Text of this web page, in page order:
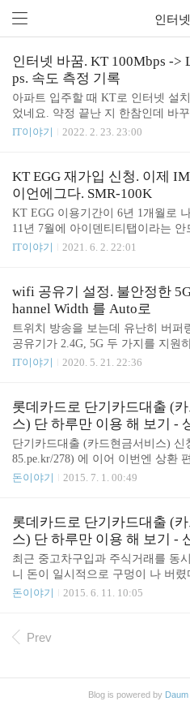
인터
인터넷 바꿈. KT 100Mbps ->
ps. 속도 측정 기록
아파트 입주할 때 KT로 인터넷 설
었네요. 약정 끝난 지 한참인데 바
새로 약정하면 사은품도 주기 때문
로 필요는 없지만 공유기도 하나 생
버 Clock+2도 주는군요. 추가로 현
서 최근에 아이 휴대폰 고장 나서
꾸고도 2만 원인가 남았다고 하네요
바꾸고 속도를 측정해 보았습니다.
맥북프로에서 측정 공유기 있는 방
예전에 방에서 측정했던 데이터가
데 안 보이네요...
IT이야기 2022. 2. 23. 23:00
KT EGG 재가입 신청. 이제
이언에그다. SMR-100K
KT EGG 이용기간이 6년 1개월로
11년 7월에 아이덴티티탭이라는 안
을 줄 때 처음 사용했었는데요. 6년
었고요. 2017년 LTE 방식으로 바꿀
4년 정도 사용하니 너덜너덜해졌습
을 많이 눌렀더니 고무가 다 벗겨졌
명이 많이 줄었는지 충전을 해도 오
않습니다. 배터리는 나름 4000mAh
GG들에 비해서도 배터리 용량은 꽤
충전은 효율이 아주 좋지는 않았지
X를 무선으로..
IT이야기 2021. 6. 2. 22:01
wifi 공유기 설정. 불안정한
hannel Width 를 Auto로
트위치 방송을 보는데 유난히 버퍼
공유기가 2.4G, 5G 두 가지를 지원
있더군요. 2.4G에 붙고 나니 좀 괜찮
로 공유기는 제 방에 있습니다. 대충
조와 공유기 위치입니다. 예전엔 공
었었지만 지금은 방에다가 둔 상태
도 여기 있을 때 대부분의 방에 신호
요. 참고로 집에서 사용하고 있는
S EA6400 AC1600입니다. 2015년에
400 AC1600 집에서 사용중인 유무
사용했던 공유기는 D..
IT이야기 2020. 5. 21. 22:36
롯데카드로 단기카드대출 (
스) 단 하루만 이용 해 보기 -
단기카드대출 (카드현금서비스) 신
85.pe.kr/278) 에 이어 이번엔 상환
았으면 최대한 빨리 상환하는 것이
는데 상환 메뉴는 어디 있는지 찾기
메뉴에는 상환메뉴 같은 건 보이지
래쪽에 "단기카드대출(현금서비스)
어 가 보았다. 다음과 같은 문구를
메뉴>나의카드>카드이용금액결제
어가서 상환하면 된다고 한다. 이용
하기 일단 본인인증 절차가 나온다.
용하여 본인인증을 하게 된..
돈이야기 2015. 7. 1. 00:49
롯데카드로 단기카드대출 (
스) 단 하루만 이용 해 보기 -
최근 중고차구입과 주식거래를 동
니 돈이 일시적으로 구멍이 나 버
전이 필요한 관계로 어떤 방법을 사
이 떠올랐다. 지인에게 빌린다? 카
가 카드현금서비스가 떠올랐다. 카
돈이야기 2015. 6. 11. 10:05
Prev
Blog is powered by Daum